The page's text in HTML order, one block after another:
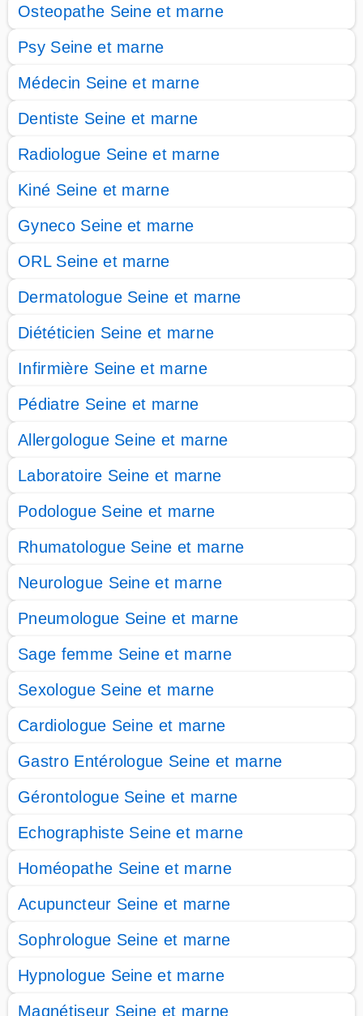
Osteopathe Seine et marne
Psy Seine et marne
Médecin Seine et marne
Dentiste Seine et marne
Radiologue Seine et marne
Kiné Seine et marne
Gyneco Seine et marne
ORL Seine et marne
Dermatologue Seine et marne
Diététicien Seine et marne
Infirmière Seine et marne
Pédiatre Seine et marne
Allergologue Seine et marne
Laboratoire Seine et marne
Podologue Seine et marne
Rhumatologue Seine et marne
Neurologue Seine et marne
Pneumologue Seine et marne
Sage femme Seine et marne
Sexologue Seine et marne
Cardiologue Seine et marne
Gastro Entérologue Seine et marne
Gérontologue Seine et marne
Echographiste Seine et marne
Homéopathe Seine et marne
Acupuncteur Seine et marne
Sophrologue Seine et marne
Hypnologue Seine et marne
Magnétiseur Seine et marne